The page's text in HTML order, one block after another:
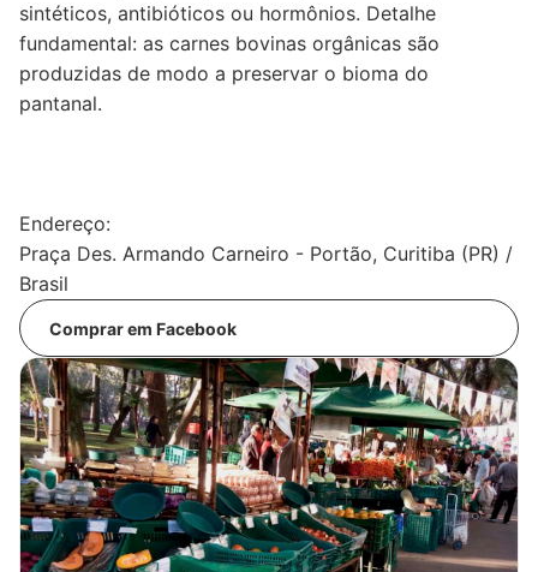
sintéticos, antibióticos ou hormônios. Detalhe
fundamental: as carnes bovinas orgânicas são
produzidas de modo a preservar o bioma do
pantanal.
Endereço:
Praça Des. Armando Carneiro - Portão, Curitiba (PR) /
Brasil
Comprar em Facebook